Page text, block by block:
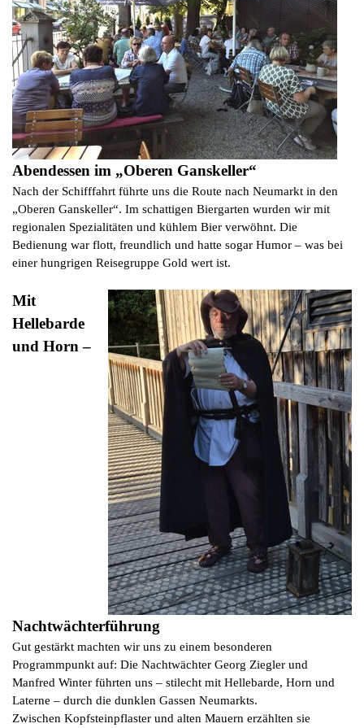
Abendessen im „Oberen Ganskeller“
Nach der Schifffahrt führte uns die Route nach Neumarkt in den
„Oberen Ganskeller“. Im schattigen Biergarten wurden wir mit
regionalen Spezialitäten und kühlem Bier verwöhnt. Die
Bedienung war flott, freundlich und hatte sogar Humor – was bei
einer hungrigen Reisegruppe Gold wert ist.
Mit
Hellebarde
und Horn –
Nachtwächterführung
Gut gestärkt machten wir uns zu einem besonderen
Programmpunkt auf: Die Nachtwächter Georg Ziegler und
Manfred Winter führten uns – stilecht mit Hellebarde, Horn und
Laterne – durch die dunklen Gassen Neumarkts.
Zwischen Kopfsteinpflaster und alten Mauern erzählten sie